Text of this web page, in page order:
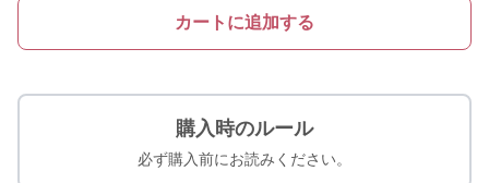
カートに追加する
購入時のルール
必ず購入前にお読みください。